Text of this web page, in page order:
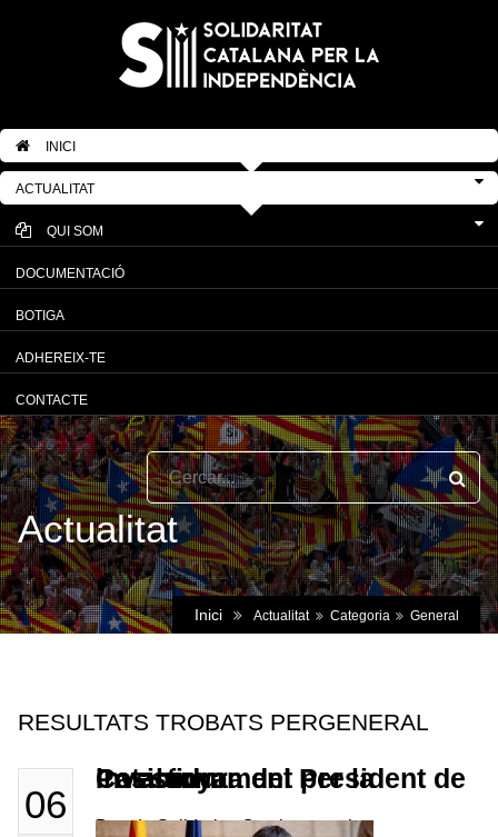
INICI
ACTUALITAT
QUI SOM
DOCUMENTACIÓ
BOTIGA
ADHEREIX-TE
CONTACTE
Inici Actualitat Categoria General
Actualitat
RESULTATS TROBATS PERGENERAL
06
Posicionament per la investidura del President de Catalunya
Des de Solidaritat Catalana per la